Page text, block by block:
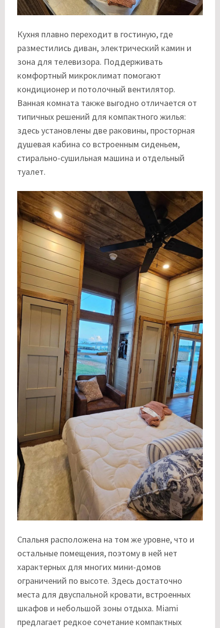
Кухня плавно переходит в гостиную, где
разместились диван, электрический камин и
зона для телевизора. Поддерживать
комфортный микроклимат помогают
кондиционер и потолочный вентилятор.
Ванная комната также выгодно отличается от
типичных решений для компактного жилья:
здесь установлены две раковины, просторная
душевая кабина со встроенным сиденьем,
стирально-сушильная машина и отдельный
туалет.
Спальня расположена на том же уровне, что и
остальные помещения, поэтому в ней нет
характерных для многих мини-домов
ограничений по высоте. Здесь достаточно
места для двуспальной кровати, встроенных
шкафов и небольшой зоны отдыха. Miami
предлагает редкое сочетание компактных